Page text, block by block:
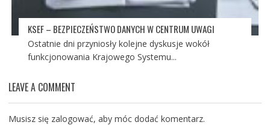
KSEF – BEZPIECZEŃSTWO DANYCH W CENTRUM UWAGI
Ostatnie dni przyniosły kolejne dyskusje wokół
funkcjonowania Krajowego Systemu...
LEAVE A COMMENT
Musisz się zalogować, aby móc dodać komentarz.